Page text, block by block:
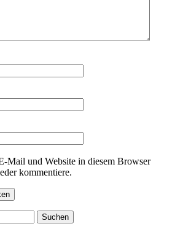
Mail und Website in diesem Browser
kommentiere.